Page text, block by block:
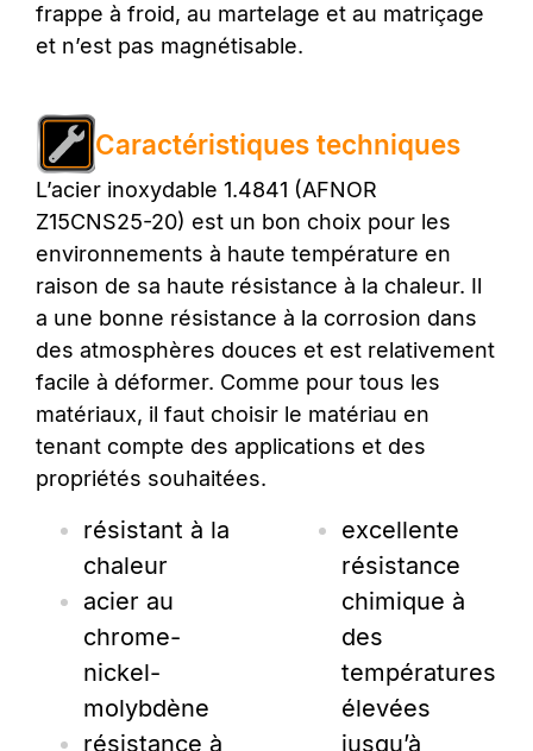
frappe à froid, au martelage et au matriçage
et n’est pas magnétisable.
Caractéristiques techniques
L’acier inoxydable 1.4841 (AFNOR
Z15CNS25-20) est un bon choix pour les
environnements à haute température en
raison de sa haute résistance à la chaleur. Il
a une bonne résistance à la corrosion dans
des atmosphères douces et est relativement
facile à déformer. Comme pour tous les
matériaux, il faut choisir le matériau en
tenant compte des applications et des
propriétés souhaitées.
résistant à la
chaleur
acier au
chrome-
nickel-
molybdène
résistance à
excellente
résistance
chimique à
des
températures
élevées
jusqu’à